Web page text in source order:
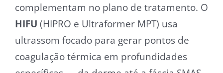
complementam no plano de tratamento. O
HIFU (HIPRO e Ultraformer MPT) usa
ultrassom focado para gerar pontos de
coagulação térmica em profundidades